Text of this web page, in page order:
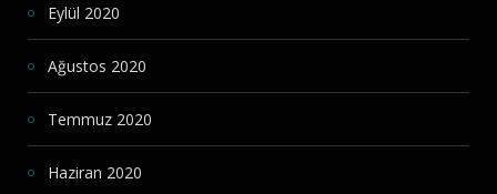
Eylül 2020
Ağustos 2020
Temmuz 2020
Haziran 2020